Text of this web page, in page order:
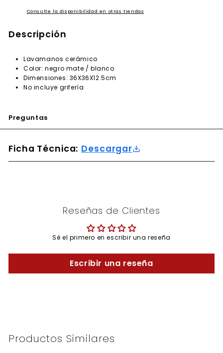
Consulte la disponibilidad en otras tiendas
Descripción
Lavamanos cerámico
Color: negro mate / blanco
Dimensiones: 36X36X12.5cm
No incluye grifería
Preguntas
Ficha Técnica: Descargar
Reseñas de Clientes
Sé el primero en escribir una reseña
Escribir una reseña
Productos Similares